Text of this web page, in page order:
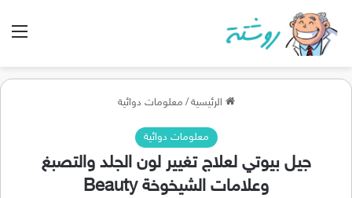
الرئيسية / معلومات دوائية
معلومات دوائية
جيل بيوتي لعلاج تغيير لون الجلد والتصبغ
وعلامات الشيخوخة Beauty